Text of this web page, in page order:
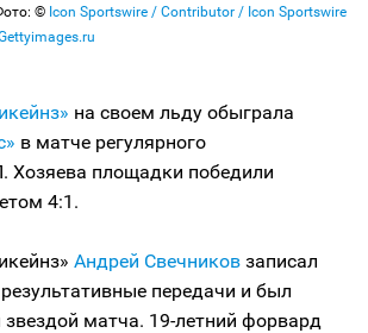
© Icon Sportswire / Contributor / Icon Sportswire
на своем льду обыграла
в матче регулярного
Хозяева площадки победили
4:1.
Андрей Свечников записал
передачи и был
звездой матча. 19-летний форвард